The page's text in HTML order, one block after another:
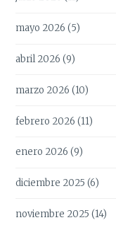
mayo 2026 (5)
abril 2026 (9)
marzo 2026 (10)
febrero 2026 (11)
enero 2026 (9)
diciembre 2025 (6)
noviembre 2025 (14)